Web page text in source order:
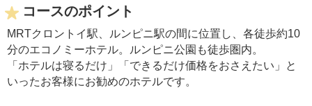
コースのポイント
MRTクロントイ駅、ルンピニ駅の間に位置し、各徒歩約10
分のエコノミーホテル。ルンピニ公園も徒歩圏内。
「ホテルは寝るだけ」「できるだけ価格をおさえたい」と
いったお客様にお勧めのホテルです。